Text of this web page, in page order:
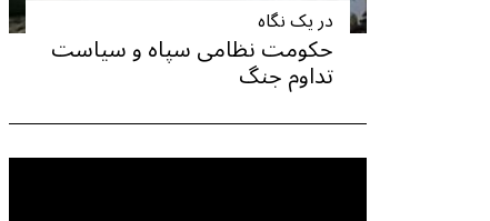
در یک نگاه
حکومت نظامی سپاه و سیاست
تداوم جنگ